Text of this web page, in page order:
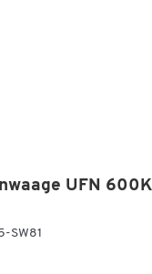
UFN
SW81